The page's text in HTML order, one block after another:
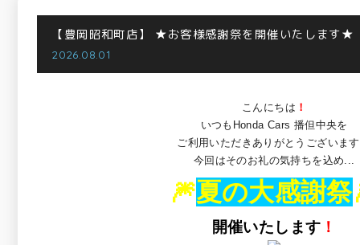
【豊岡昭和町店】 ★お客様感謝祭を開催いたします★
2026.08.01
こんにちは ！
いつもHonda Cars 播但中央を
ご利用いただきありがとうございま
今回はそのお礼の気持ちを込め...
🎆夏の大感謝祭
開催いたします ！